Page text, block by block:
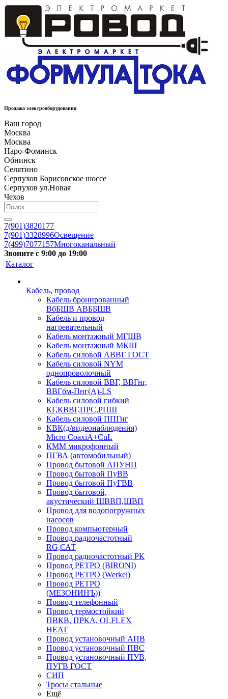
Продажа электрооборудования
Ваш город
Москва
Москва
Наро-Фоминск
Обнинск
Селятино
Серпухов Борисовское шоссе
Серпухов ул.Новая
Чехов
7(901)3820177
7(901)3328996Освещение
7(499)7077157Многоканальный
Звоните с 9:00 до 19:00
Каталог
Кабель, провод
Кабель бронированный
ВбБШВ АВББШВ
Кабель и провод
нагревательный
Кабель монтажный МГШВ
Кабель монтажный МКШ
Кабель силовой АВВГ ГОСТ
Кабель силовой NYM
однопроволочный
Кабель силовой ВВГ, ВВГнг,
ВВГбм-Пнг(А)-LS
Кабель силовой гибкий
КГ,КВВГ,ПРС,РПШ
Кабель силовой ППГнг
КВК(д/видеонаблюдения)
Micro CoaxiA+CuL
КММ микрофонный
ПГВА (автомобильный)
Провод бытовой АПУНП
Провод бытовой ПуВВ
Провод бытовой ПуГВВ
Провод бытовой,
акустический ШВВП,ШВП
Провод для водопогружных
насосов
Провод компьютерный
Провод радиочастотный
RG,САТ
Провод радиочастотный РК
Провод РЕТРО (BIRONI)
Провод РЕТРО (Werkel)
Провод РЕТРО
(МЕЗОНИНЪ))
Провод телефонный
Провод термостойкий
ПВКВ, ПРКА, OLFLEX
HEAT
Провод установочный АПВ
Провод установочный ПВС
Провод установочный ПУВ,
ПУГВ ГОСТ
СИП
Тросы стальные
Ещё